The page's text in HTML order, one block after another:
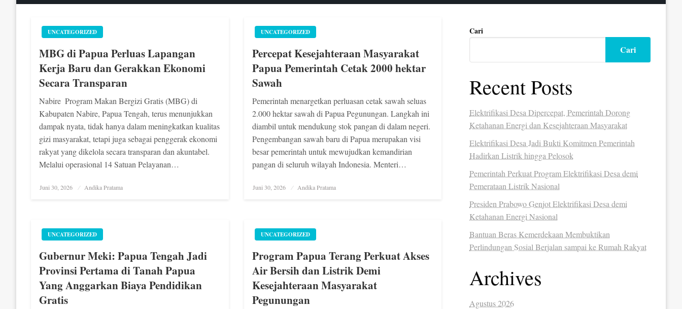
UNCATEGORIZED
MBG di Papua Perluas Lapangan
Kerja Baru dan Gerakkan Ekonomi
Secara Transparan
Nabire  Program Makan Bergizi Gratis (MBG) di
Kabupaten Nabire, Papua Tengah, terus menunjukkan
dampak nyata, tidak hanya dalam meningkatkan kualitas
gizi masyarakat, tetapi juga sebagai penggerak ekonomi
rakyat yang dikelola secara transparan dan akuntabel.
Melalui operasional 14 Satuan Pelayanan…
Posted
Juni 30, 2026 Andika Pratama
UNCATEGORIZED
Percepat Kesejahteraan Masyarakat
Papua Pemerintah Cetak 2000 hektar
Sawah
Pemerintah menargetkan perluasan cetak sawah seluas
2.000 hektar sawah di Papua Pegunungan. Langkah ini
diambil untuk mendukung stok pangan di dalam negeri.
Pengembangan sawah baru di Papua merupakan visi
besar pemerintah untuk mewujudkan kemandirian
pangan di seluruh wilayah Indonesia. Menteri…
Posted
Juni 30, 2026 Andika Pratama
UNCATEGORIZED
Gubernur Meki: Papua Tengah Jadi
Provinsi Pertama di Tanah Papua
Yang Anggarkan Biaya Pendidikan
Gratis
UNCATEGORIZED
Program Papua Terang Perkuat Akses
Air Bersih dan Listrik Demi
Kesejahteraan Masyarakat
Pegunungan
Cari
Cari
Recent Posts
Elektrifikasi Desa Dipercepat, Pemerintah Dorong
Ketahanan Energi dan Kesejahteraan Masyarakat
Elektrifikasi Desa Jadi Bukti Komitmen Pemerintah
Hadirkan Listrik hingga Pelosok
Pemerintah Perkuat Program Elektrifikasi Desa demi
Pemerataan Listrik Nasional
Presiden Prabowo Genjot Elektrifikasi Desa demi
Ketahanan Energi Nasional
Bantuan Beras Kemerdekaan Membuktikan
Perlindungan Sosial Berjalan sampai ke Rumah Rakyat
Archives
Agustus 2026